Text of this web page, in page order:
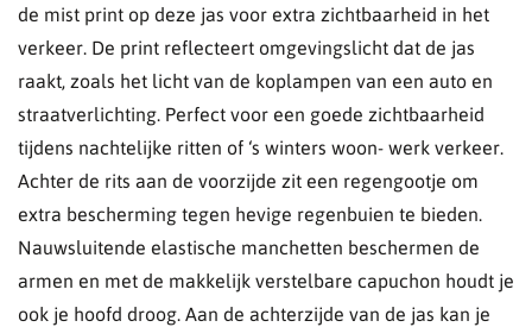
de mist print op deze jas voor extra zichtbaarheid in het
verkeer. De print reflecteert omgevingslicht dat de jas
raakt, zoals het licht van de koplampen van een auto en
straatverlichting. Perfect voor een goede zichtbaarheid
tijdens nachtelijke ritten of ‘s winters woon- werk verkeer.
Achter de rits aan de voorzijde zit een regengootje om
extra bescherming tegen hevige regenbuien te bieden.
Nauwsluitende elastische manchetten beschermen de
armen en met de makkelijk verstelbare capuchon houdt je
ook je hoofd droog. Aan de achterzijde van de jas kan je